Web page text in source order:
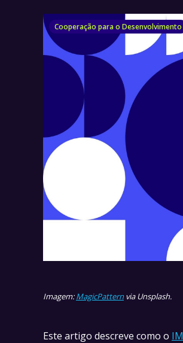
Cooperação para o Desenvolvimento
Imagem:MagicPatternvia Unsplash.
Este artigo descreve como o IM